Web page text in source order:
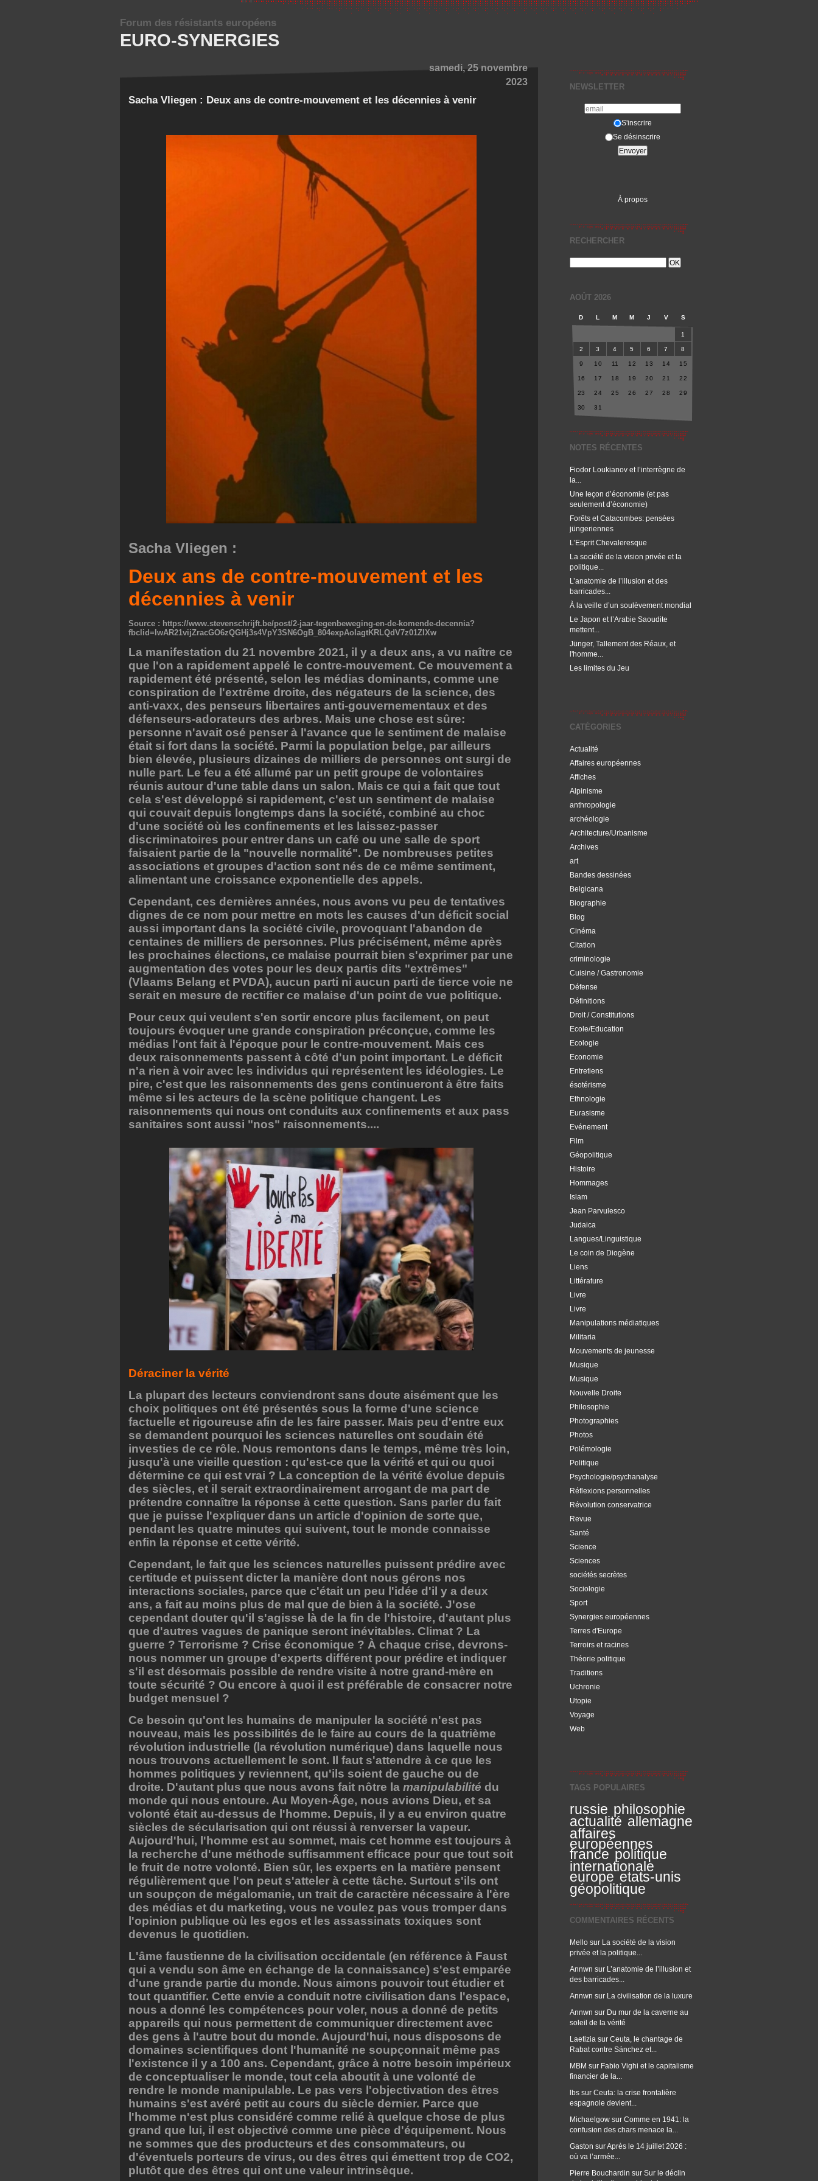
EURO-SYNERGIES
Forum des résistants européens
NEWSLETTER
S'inscrire
Se désinscrire
À propos
RECHERCHER
AOÛT 2026
D L M M J V S
1
2 3 4 5 6 7 8
9 10 11 12 13 14 15
16 17 18 19 20 21 22
23 24 25 26 27 28 29
30 31
NOTES RÉCENTES
Fiodor Loukianov et l’interrègne de
la...
Une leçon d’économie (et pas
seulement d’économie)
Forêts et Catacombes: pensées
jüngeriennes
L’Esprit Chevaleresque
La société de la vision privée et la
politique...
L’anatomie de l’illusion et des
barricades...
À la veille d’un soulèvement mondial
Le Japon et l’Arabie Saoudite
mettent...
Jünger, Tallement des Réaux, et
l'homme...
Les limites du Jeu
CATÉGORIES
Actualité
Affaires européennes
Affiches
Alpinisme
anthropologie
archéologie
Architecture/Urbanisme
Archives
art
Bandes dessinées
Belgicana
Biographie
Blog
Cinéma
Citation
criminologie
Cuisine / Gastronomie
Défense
Définitions
Droit / Constitutions
Ecole/Education
Ecologie
Economie
Entretiens
ésotérisme
Ethnologie
Eurasisme
Evénement
Film
Géopolitique
Histoire
Hommages
Islam
Jean Parvulesco
Judaica
Langues/Linguistique
Le coin de Diogène
Liens
Littérature
Livre
Livre
Manipulations médiatiques
Militaria
Mouvements de jeunesse
Musique
Musique
Nouvelle Droite
Philosophie
Photographies
Photos
Polémologie
Politique
Psychologie/psychanalyse
Réflexions personnelles
Révolution conservatrice
Revue
Santé
Science
Sciences
sociétés secrètes
Sociologie
Sport
Synergies européennes
Terres d'Europe
Terroirs et racines
Théorie politique
Traditions
Uchronie
Utopie
Voyage
Web
TAGS POPULAIRES
russie philosophie
actualité allemagne
affaires
européennes
france politique
internationale
europe etats-unis
géopolitique
COMMENTAIRES RÉCENTS
Mello sur La société de la vision
privée et la politique...
Annwn sur L’anatomie de l’illusion et
des barricades...
Annwn sur La civilisation de la luxure
Annwn sur Du mur de la caverne au
soleil de la vérité
Laetizia sur Ceuta, le chantage de
Rabat contre Sánchez et...
MBM sur Fabio Vighi et le capitalisme
financier de la...
lbs sur Ceuta: la crise frontalière
espagnole devient...
Michaelgow sur Comme en 1941: la
confusion des chars menace la...
Gaston surAprès le 14 juillet 2026 :
où va l’armée...
Pierre Bouchardin sur Sur le déclin
samedi, 25 novembre
2023
Sacha Vliegen : Deux ans de contre-mouvement et les décennies à venir
Sacha Vliegen :
Deux ans de contre-mouvement et les
décennies à venir
Source : https://www.stevenschrijft.be/post/2-jaar-tegenbeweging-en-de-komende-decennia?
fbclid=IwAR21vijZracGO6zQGHj3s4VpY3SN6OgB_804expAoIagtKRLQdV7z01ZIXw
La manifestation du 21 novembre 2021, il y a deux ans, a vu naître ce
que l'on a rapidement appelé le contre-mouvement. Ce mouvement a
rapidement été présenté, selon les médias dominants, comme une
conspiration de l'extrême droite, des négateurs de la science, des
anti-vaxx, des penseurs libertaires anti-gouvernementaux et des
défenseurs-adorateurs des arbres. Mais une chose est sûre:
personne n'avait osé penser à l'avance que le sentiment de malaise
était si fort dans la société. Parmi la population belge, par ailleurs
bien élevée, plusieurs dizaines de milliers de personnes ont surgi de
nulle part. Le feu a été allumé par un petit groupe de volontaires
réunis autour d'une table dans un salon. Mais ce qui a fait que tout
cela s'est développé si rapidement, c'est un sentiment de malaise
qui couvait depuis longtemps dans la société, combiné au choc
d'une société où les confinements et les laissez-passer
discriminatoires pour entrer dans un café ou une salle de sport
faisaient partie de la "nouvelle normalité". De nombreuses petites
associations et groupes d'action sont nés de ce même sentiment,
alimentant une croissance exponentielle des appels.
Cependant, ces dernières années, nous avons vu peu de tentatives
dignes de ce nom pour mettre en mots les causes d'un déficit social
aussi important dans la société civile, provoquant l'abandon de
centaines de milliers de personnes. Plus précisément, même après
les prochaines élections, ce malaise pourrait bien s'exprimer par une
augmentation des votes pour les deux partis dits "extrêmes"
(Vlaams Belang et PVDA), aucun parti ni aucun parti de tierce voie ne
serait en mesure de rectifier ce malaise d'un point de vue politique.
Pour ceux qui veulent s'en sortir encore plus facilement, on peut
toujours évoquer une grande conspiration préconçue, comme les
médias l'ont fait à l'époque pour le contre-mouvement. Mais ces
deux raisonnements passent à côté d'un point important. Le déficit
n'a rien à voir avec les individus qui représentent les idéologies. Le
pire, c'est que les raisonnements des gens continueront à être faits
même si les acteurs de la scène politique changent. Les
raisonnements qui nous ont conduits aux confinements et aux pass
sanitaires sont aussi "nos" raisonnements....
Déraciner la vérité
La plupart des lecteurs conviendront sans doute aisément que les
choix politiques ont été présentés sous la forme d'une science
factuelle et rigoureuse afin de les faire passer. Mais peu d'entre eux
se demandent pourquoi les sciences naturelles ont soudain été
investies de ce rôle. Nous remontons dans le temps, même très loin,
jusqu'à une vieille question : qu'est-ce que la vérité et qui ou quoi
détermine ce qui est vrai ? La conception de la vérité évolue depuis
des siècles, et il serait extraordinairement arrogant de ma part de
prétendre connaître la réponse à cette question. Sans parler du fait
que je puisse l'expliquer dans un article d'opinion de sorte que,
pendant les quatre minutes qui suivent, tout le monde connaisse
enfin la réponse et cette vérité.
Cependant, le fait que les sciences naturelles puissent prédire avec
certitude et puissent dicter la manière dont nous gérons nos
interactions sociales, parce que c'était un peu l'idée d'il y a deux
ans, a fait au moins plus de mal que de bien à la société. J'ose
cependant douter qu'il s'agisse là de la fin de l'histoire, d'autant plus
que d'autres vagues de panique seront inévitables. Climat ? La
guerre ? Terrorisme ? Crise économique ? À chaque crise, devrons-
nous nommer un groupe d'experts différent pour prédire et indiquer
s'il est désormais possible de rendre visite à notre grand-mère en
toute sécurité ? Ou encore à quoi il est préférable de consacrer notre
budget mensuel ?
Ce besoin qu'ont les humains de manipuler la société n'est pas
nouveau, mais les possibilités de le faire au cours de la quatrième
révolution industrielle (la révolution numérique) dans laquelle nous
nous trouvons actuellement le sont. Il faut s'attendre à ce que les
hommes politiques y reviennent, qu'ils soient de gauche ou de
droite. D'autant plus que nous avons fait nôtre la manipulabilité du
monde qui nous entoure. Au Moyen-Âge, nous avions Dieu, et sa
volonté était au-dessus de l'homme. Depuis, il y a eu environ quatre
siècles de sécularisation qui ont réussi à renverser la vapeur.
Aujourd'hui, l'homme est au sommet, mais cet homme est toujours à
la recherche d'une méthode suffisamment efficace pour que tout soit
le fruit de notre volonté. Bien sûr, les experts en la matière pensent
régulièrement que l'on peut s'atteler à cette tâche. Surtout s'ils ont
un soupçon de mégalomanie, un trait de caractère nécessaire à l'ère
des médias et du marketing, vous ne voulez pas vous tromper dans
l'opinion publique où les egos et les assassinats toxiques sont
devenus le quotidien.
L'âme faustienne de la civilisation occidentale (en référence à Faust
qui a vendu son âme en échange de la connaissance) s'est emparée
d'une grande partie du monde. Nous aimons pouvoir tout étudier et
tout quantifier. Cette envie a conduit notre civilisation dans l'espace,
nous a donné les compétences pour voler, nous a donné de petits
appareils qui nous permettent de communiquer directement avec
des gens à l'autre bout du monde. Aujourd'hui, nous disposons de
domaines scientifiques dont l'humanité ne soupçonnait même pas
l'existence il y a 100 ans. Cependant, grâce à notre besoin impérieux
de conceptualiser le monde, tout cela aboutit à une volonté de
rendre le monde manipulable. Le pas vers l'objectivation des êtres
humains s'est avéré petit au cours du siècle dernier. Parce que
l'homme n'est plus considéré comme relié à quelque chose de plus
grand que lui, il est objectivé comme une pièce d'équipement. Nous
ne sommes que des producteurs et des consommateurs, ou
d'éventuels porteurs de virus, ou des êtres qui émettent trop de CO2,
plutôt que des êtres qui ont une valeur intrinsèque.